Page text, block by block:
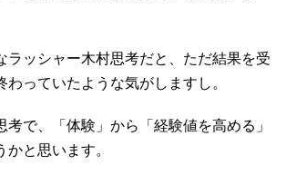
ラッシャー木村思考だと、ただ結果を受
わっていたような気がしますし。
考で、「体験」から「経験値を高める」
かと思います。